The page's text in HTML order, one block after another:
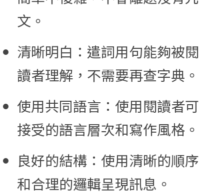
文 。
清晰明白：遣詞用句能夠被閱
讀者理解，不需要再查字典。
使用共同語言：使用閱讀者可
接受的語言層次和寫作風格。
良好的結構：使用清晰的順序
和合理的邏輯呈現訊息。